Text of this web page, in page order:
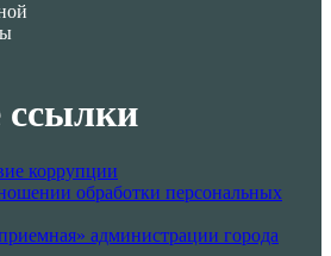
ссылки
коррупции
обработки персональных
администрации города